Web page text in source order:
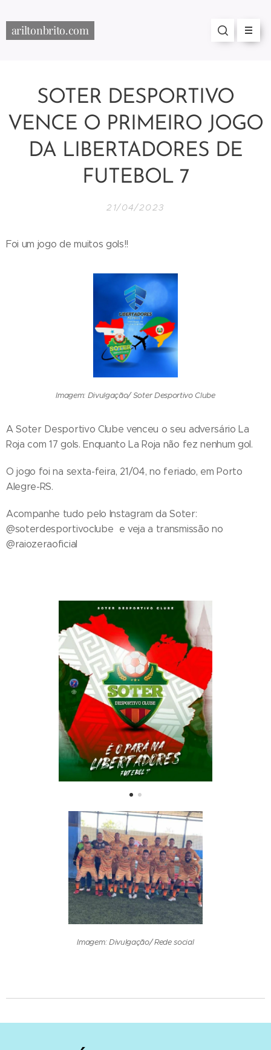
ariltonbrito.com
SOTER DESPORTIVO
VENCE O PRIMEIRO JOGO
DA LIBERTADORES DE
FUTEBOL 7
21/04/2023
Foi um jogo de muitos gols!!
Imagem: Divulgação/ Soter Desportivo Clube
A Soter Desportivo Clube venceu o seu adversário La
Roja com 17 gols. Enquanto La Roja não fez nenhum gol.
O jogo foi na sexta-feira, 21/04, no feriado, em Porto
Alegre-RS.
Acompanhe tudo pelo Instagram da Soter:
@soterdesportivoclube e veja a transmissão no
@raiozeraoficial
Imagem: Divulgação/ Rede social